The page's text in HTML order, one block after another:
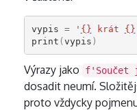
vypis = ' {} krát {}
print (vypis )
Výrazy jako f'Součet
dosadit neumí.
proto vždycky